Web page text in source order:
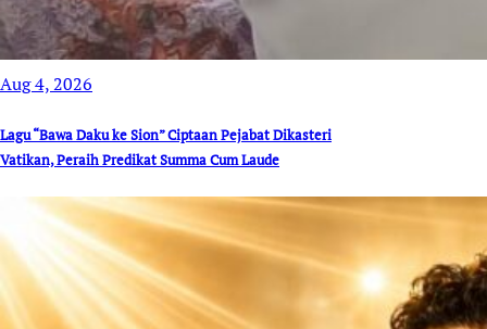
Aug 4, 2026
Lagu “Bawa Daku ke Sion” Ciptaan Pejabat Dikasteri
Vatikan, Peraih Predikat Summa Cum Laude